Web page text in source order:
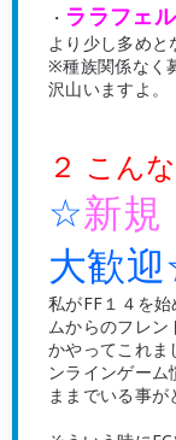
・ ララフェル
より少し多めと
※種族関係なく
沢山いますよ。
２ こん
☆新規
大歓
私がFF１４を
ムからのフレン
かやってこれま
ンラインゲー
ままでいる事が